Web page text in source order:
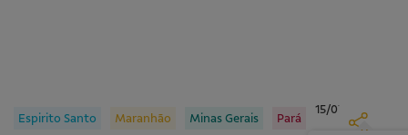
Espirito Santo Maranhão Minas Gerais Pará
15/07/24